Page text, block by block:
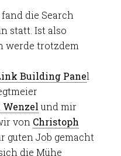
die Search
statt. Ist also
werde trotzdem
Building Panel
Wenzel und mir
von Christoph
guten Job gemacht
die Mühe